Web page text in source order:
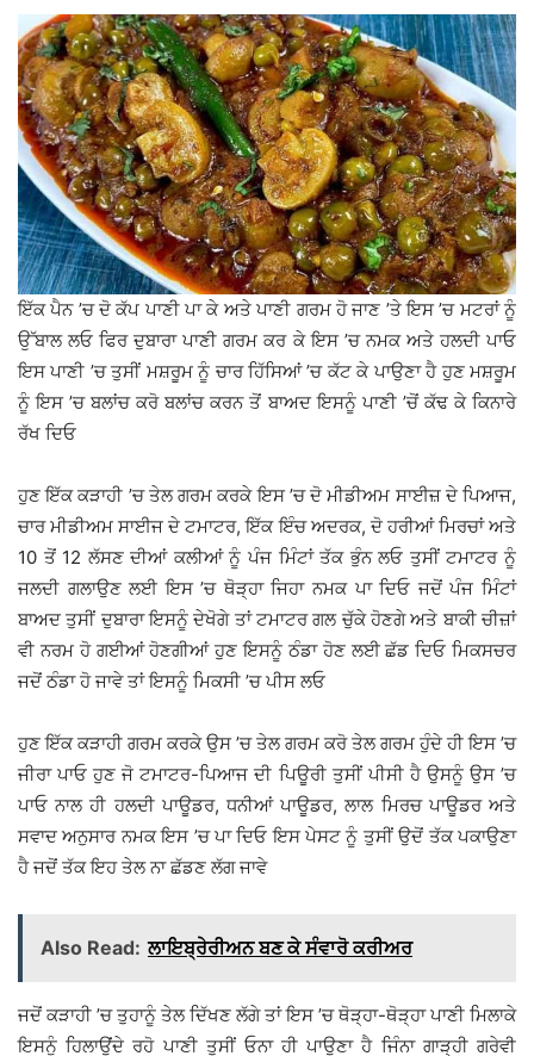
ਇੱਕ ਪੈਨ ’ਚ ਦੋ ਕੱਪ ਪਾਣੀ ਪਾ ਕੇ ਅਤੇ ਪਾਣੀ ਗਰਮ ਹੋ ਜਾਣ ’ਤੇ ਇਸ ’ਚ ਮਟਰਾਂ ਨੂੰ
ਉੱਬਾਲ ਲਓ ਫਿਰ ਦੁਬਾਰਾ ਪਾਣੀ ਗਰਮ ਕਰ ਕੇ ਇਸ ’ਚ ਨਮਕ ਅਤੇ ਹਲਦੀ ਪਾਓ
ਇਸ ਪਾਣੀ ’ਚ ਤੁਸੀਂ ਮਸ਼ਰੂਮ ਨੂੰ ਚਾਰ ਹਿੱਸਿਆਂ ’ਚ ਕੱਟ ਕੇ ਪਾਉਣਾ ਹੈ ਹੁਣ ਮਸ਼ਰੂਮ
ਨੂੰ ਇਸ ’ਚ ਬਲਾਂਚ ਕਰੋ ਬਲਾਂਚ ਕਰਨ ਤੋਂ ਬਾਅਦ ਇਸਨੂੰ ਪਾਣੀ ’ਚੋਂ ਕੱਢ ਕੇ ਕਿਨਾਰੇ
ਰੱਖ ਦਿਓ
ਹੁਣ ਇੱਕ ਕੜਾਹੀ ’ਚ ਤੇਲ ਗਰਮ ਕਰਕੇ ਇਸ ’ਚ ਦੋ ਮੀਡੀਅਮ ਸਾਈਜ਼ ਦੇ ਪਿਆਜ,
ਚਾਰ ਮੀਡੀਅਮ ਸਾਈਜ ਦੇ ਟਮਾਟਰ, ਇੱਕ ਇੰਚ ਅਦਰਕ, ਦੋ ਹਰੀਆਂ ਮਿਰਚਾਂ ਅਤੇ
10 ਤੋਂ 12 ਲੱਸਣ ਦੀਆਂ ਕਲੀਆਂ ਨੂੰ ਪੰਜ ਮਿੰਟਾਂ ਤੱਕ ਭੁੰਨ ਲਓ ਤੁਸੀਂ ਟਮਾਟਰ ਨੂੰ
ਜਲਦੀ ਗਲਾਉਣ ਲਈ ਇਸ ’ਚ ਥੋੜ੍ਹਾ ਜਿਹਾ ਨਮਕ ਪਾ ਦਿਓ ਜਦੋਂ ਪੰਜ ਮਿੰਟਾਂ
ਬਾਅਦ ਤੁਸੀਂ ਦੁਬਾਰਾ ਇਸਨੂੰ ਦੇਖੋਗੇ ਤਾਂ ਟਮਾਟਰ ਗਲ ਚੁੱਕੇ ਹੋਣਗੇ ਅਤੇ ਬਾਕੀ ਚੀਜ਼ਾਂ
ਵੀ ਨਰਮ ਹੋ ਗਈਆਂ ਹੋਣਗੀਆਂ ਹੁਣ ਇਸਨੂੰ ਠੰਡਾ ਹੋਣ ਲਈ ਛੱਡ ਦਿਓ ਮਿਕਸਚਰ
ਜਦੋਂ ਠੰਡਾ ਹੋ ਜਾਵੇ ਤਾਂ ਇਸਨੂੰ ਮਿਕਸੀ ’ਚ ਪੀਸ ਲਓ
ਹੁਣ ਇੱਕ ਕੜਾਹੀ ਗਰਮ ਕਰਕੇ ਉਸ ’ਚ ਤੇਲ ਗਰਮ ਕਰੋ ਤੇਲ ਗਰਮ ਹੁੰਦੇ ਹੀ ਇਸ ’ਚ
ਜੀਰਾ ਪਾਓ ਹੁਣ ਜੋ ਟਮਾਟਰ-ਪਿਆਜ ਦੀ ਪਿਊਰੀ ਤੁਸੀਂ ਪੀਸੀ ਹੈ ਉਸਨੂੰ ਉਸ ’ਚ
ਪਾਓ ਨਾਲ ਹੀ ਹਲਦੀ ਪਾਊਡਰ, ਧਨੀਆਂ ਪਾਊਡਰ, ਲਾਲ ਮਿਰਚ ਪਾਊਡਰ ਅਤੇ
ਸਵਾਦ ਅਨੁਸਾਰ ਨਮਕ ਇਸ ’ਚ ਪਾ ਦਿਓ ਇਸ ਪੇਸਟ ਨੂੰ ਤੁਸੀਂ ਉਦੋਂ ਤੱਕ ਪਕਾਉਣਾ
ਹੈ ਜਦੋਂ ਤੱਕ ਇਹ ਤੇਲ ਨਾ ਛੱਡਣ ਲੱਗ ਜਾਵੇ
Also Read: ਲਾਇਬ੍ਰੇਰੀਅਨ ਬਣ ਕੇ ਸੰਵਾਰੋ ਕਰੀਅਰ
ਜਦੋਂ ਕੜਾਹੀ ’ਚ ਤੁਹਾਨੂੰ ਤੇਲ ਦਿੱਖਣ ਲੱਗੇ ਤਾਂ ਇਸ ’ਚ ਥੋੜ੍ਹਾ-ਥੋੜ੍ਹਾ ਪਾਣੀ ਮਿਲਾਕੇ
ਇਸਨੂੰ ਹਿਲਾਉਂਦੇ ਰਹੋ ਪਾਣੀ ਤੁਸੀਂ ਓਨਾ ਹੀ ਪਾਉਣਾ ਹੈ ਜਿੰਨਾ ਗਾੜ੍ਹੀ ਗਰੇਵੀ